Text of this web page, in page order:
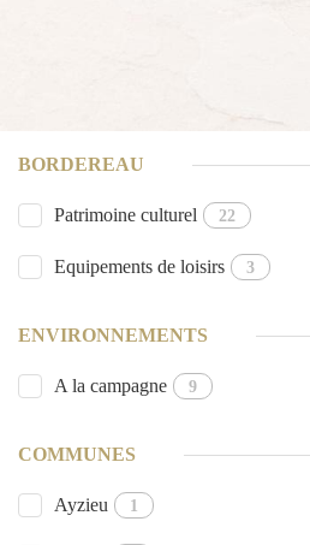
BORDEREAU
Patrimoine culturel 22
Equipements de loisirs 3
ENVIRONNEMENTS
A la campagne 9
COMMUNES
Ayzieu 1